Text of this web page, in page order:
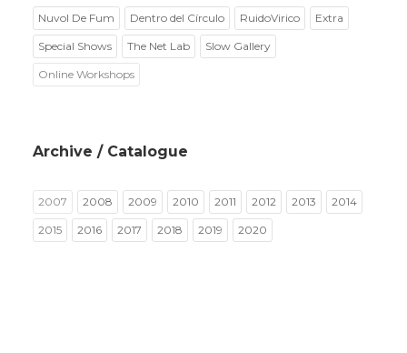
Nuvol De Fum Dentro del Círculo RuidoVirico Extra
Special Shows The Net Lab Slow Gallery
Online Workshops
Archive / Catalogue
2007 2008 2009 2010 2011 2012 2013 2014
2015 2016 2017 2018 2019 2020